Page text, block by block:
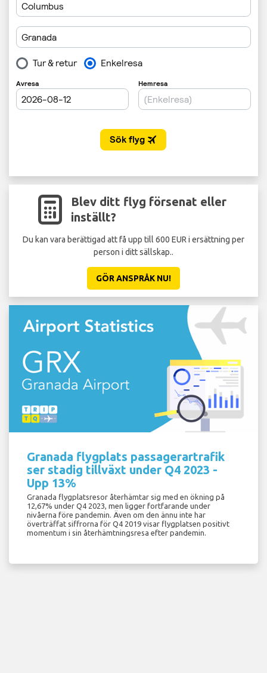
Blev ditt flyg försenat eller
inställt?
Du kan vara berättigad att få upp till 600 EUR i ersättning per
person i ditt sällskap..
GÖR ANSPRÅK NU!
Granada flygplats passagerartrafik
ser stadig tillväxt under Q4 2023 -
Upp 13%
Granada flygplatsresor återhämtar sig med en ökning på
12,67% under Q4 2023, men ligger fortfarande under
nivåerna före pandemin. Även om den ännu inte har
överträffat siffrorna för Q4 2019 visar flygplatsen positivt
momentum i sin återhämtningsresa efter pandemin.